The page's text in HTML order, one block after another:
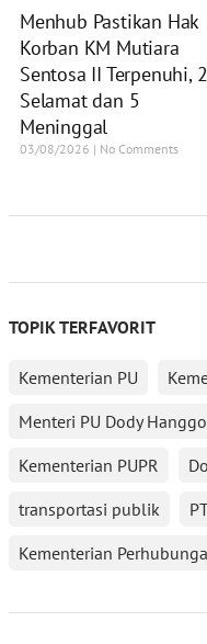
Menhub Pastikan Hak
Korban KM Mutiara
Sentosa II Terpenuhi,
Selamat dan 5
Meninggal
03/08/2026 No Comments
TOPIK TERFAVORIT
Kementerian PU
Menteri PU Dody
Kementerian PUPR
transportasi publik
Kementerian